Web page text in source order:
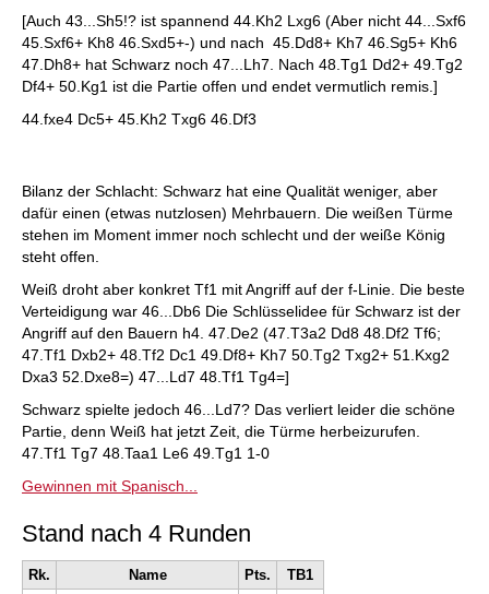
[Auch 43...Sh5!? ist spannend 44.Kh2 Lxg6 (Aber nicht 44...Sxf6
45.Sxf6+ Kh8 46.Sxd5+-) und nach 45.Dd8+ Kh7 46.Sg5+ Kh6
47.Dh8+ hat Schwarz noch 47...Lh7. Nach 48.Tg1 Dd2+ 49.Tg2
Df4+ 50.Kg1 ist die Partie offen und endet vermutlich remis.]
44.fxe4 Dc5+ 45.Kh2 Txg6 46.Df3
Bilanz der Schlacht: Schwarz hat eine Qualität weniger, aber
dafür einen (etwas nutzlosen) Mehrbauern. Die weißen Türme
stehen im Moment immer noch schlecht und der weiße König
steht offen.
Weiß droht aber konkret Tf1 mit Angriff auf der f-Linie. Die beste
Verteidigung war 46...Db6 Die Schlüsselidee für Schwarz ist der
Angriff auf den Bauern h4. 47.De2 (47.T3a2 Dd8 48.Df2 Tf6;
47.Tf1 Dxb2+ 48.Tf2 Dc1 49.Df8+ Kh7 50.Tg2 Txg2+ 51.Kxg2
Dxa3 52.Dxe8=) 47...Ld7 48.Tf1 Tg4=]
Schwarz spielte jedoch 46...Ld7? Das verliert leider die schöne
Partie, denn Weiß hat jetzt Zeit, die Türme herbeizurufen.
47.Tf1 Tg7 48.Taa1 Le6 49.Tg1 1-0
Gewinnen mit Spanisch...
Stand nach 4 Runden
Rk. Name Pts.
TB1